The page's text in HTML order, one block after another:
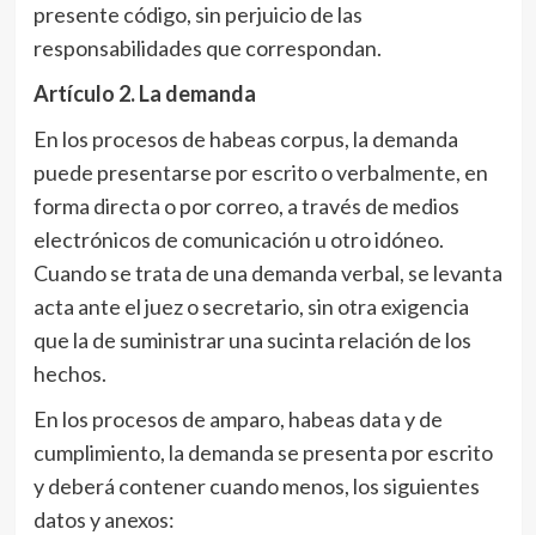
presente código, sin perjuicio de las
responsabilidades que correspondan.
Artículo 2. La demanda
En los procesos de habeas corpus, la demanda
puede presentarse por escrito o verbalmente, en
forma directa o por correo, a través de medios
electrónicos de comunicación u otro idóneo.
Cuando se trata de una demanda verbal, se levanta
acta ante el juez o secretario, sin otra exigencia
que la de suministrar una sucinta relación de los
hechos.
En los procesos de amparo, habeas data y de
cumplimiento, la demanda se presenta por escrito
y deberá contener cuando menos, los siguientes
datos y anexos: